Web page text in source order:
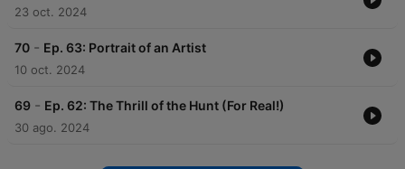
23 oct. 2024
70 - Ep. 63: Portrait of an Artist
10 oct. 2024
69 - Ep. 62: The Thrill of the Hunt (For Real!)
30 ago. 2024